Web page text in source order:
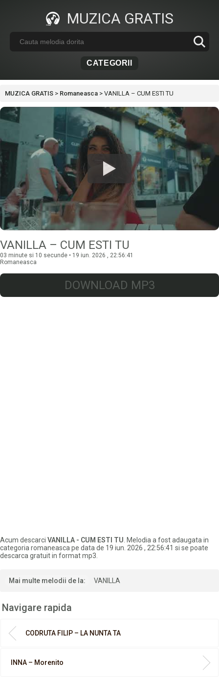
MUZICA GRATIS
CATEGORII
MUZICA GRATIS > Romaneasca > VANILLA – CUM ESTI TU
VANILLA – CUM ESTI TU
03 minute si 10 secunde • 19 iun. 2026 , 22:56:41
Romaneasca
DOWNLOAD MP3
Acum descarci VANILLA - CUM ESTI TU . Melodia a fost adaugata in
categoria romaneasca pe data de 19 iun. 2026 , 22:56:41 si se poate
descarca gratuit in format mp3.
Mai multe melodii de la: VANILLA
Navigare rapida
CODRUTA FILIP – LA NUNTA TA
INNA – Morenito